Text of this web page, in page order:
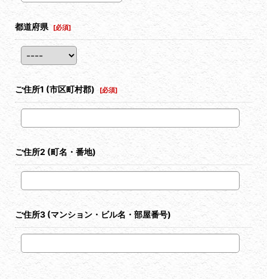
都道府県 [必須]
ご住所1 (市区町村郡) [必須]
ご住所2 (町名・番地)
ご住所3 (マンション・ビル名・部屋番号)